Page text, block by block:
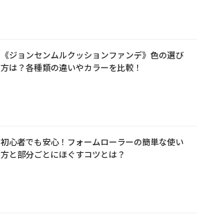
《ジョンセンムルクッションファンデ》色の選び
方は？各種類の違いやカラーを比較！
初心者でも安心！フォームローラーの簡単な使い
方と部分ごとにほぐすコツとは？